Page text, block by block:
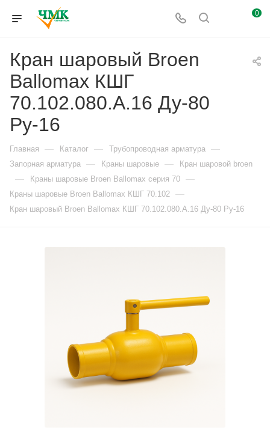
0
Кран шаровый Broen
Ballomax КШГ
70.102.080.А.16 Ду-80
Ру-16
Главная — Каталог — Трубопроводная арматура —
Запорная арматура — Краны шаровые — Кран шаровой broen
— Краны шаровые Broen Ballomax серия 70 —
Краны шаровые Broen Ballomax КШГ 70.102 —
Кран шаровый Broen Ballomax КШГ 70.102.080.А.16 Ду-80 Ру-16